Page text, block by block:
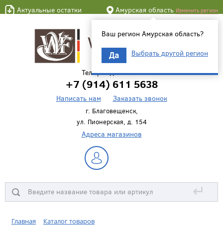
Актуальные остатки Амурская область Изменить регион
Ваш регион Амурская область?
Да Выбрать другой регион
Телефон для связи
+7 (914) 611 5638
Написать нам Заказать звонок
г. Благовещенск,
ул. Пионерская, д. 154
Адреса магазинов
↵
Главная
Каталог товаров